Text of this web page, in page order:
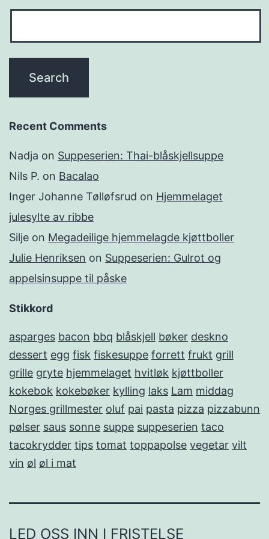
Recent Comments
Nadja on Suppeserien: Thai-blåskjellsuppe
Nils P. on Bacalao
Inger Johanne Tølløfsrud on Hjemmelaget
julesylte av ribbe
Silje on Megadeilige hjemmelagde kjøttboller
Julie Henriksen on Suppeserien: Gulrot og
appelsinsuppe til påske
Stikkord
asparges bacon bbq blåskjell bøker deskno
dessert egg fisk fiskesuppe forrett frukt grill
grille gryte hjemmelaget hvitløk kjøttboller
kokebok kokebøker kylling laks Lam middag
Norges grillmester oluf pai pasta pizza pizzabunn
pølser saus sonne suppe suppeserien taco
tacokrydder tips tomat toppapolse vegetar vilt
vin øl øl i mat
LED OSS INN I FRISTELSE